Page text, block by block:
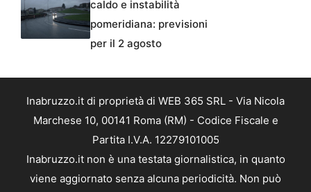
caldo e instabilità
pomeridiana: previsioni
per il 2 agosto
Inabruzzo.it di proprietà di WEB 365 SRL - Via Nicola
Marchese 10, 00141 Roma (RM) - Codice Fiscale e
Partita I.V.A. 12279101005
Inabruzzo.it non è una testata giornalistica, in quanto
viene aggiornato senza alcuna periodicità. Non può